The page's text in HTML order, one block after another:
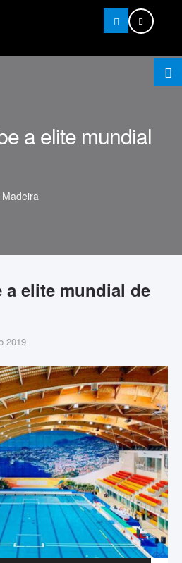
a elite mundial
a elite mundial de
2019